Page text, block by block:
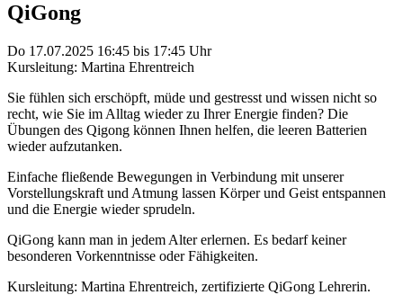
QiGong
Do 17.07.2025 16:45 bis 17:45 Uhr
Kursleitung: Martina Ehrentreich
Sie fühlen sich erschöpft, müde und gestresst und wissen nicht so
recht, wie Sie im Alltag wieder zu Ihrer Energie finden? Die
Übungen des Qigong können Ihnen helfen, die leeren Batterien
wieder aufzutanken.
Einfache fließende Bewegungen in Verbindung mit unserer
Vorstellungskraft und Atmung lassen Körper und Geist entspannen
und die Energie wieder sprudeln.
QiGong kann man in jedem Alter erlernen. Es bedarf keiner
besonderen Vorkenntnisse oder Fähigkeiten.
Kursleitung: Martina Ehrentreich, zertifizierte QiGong Lehrerin.